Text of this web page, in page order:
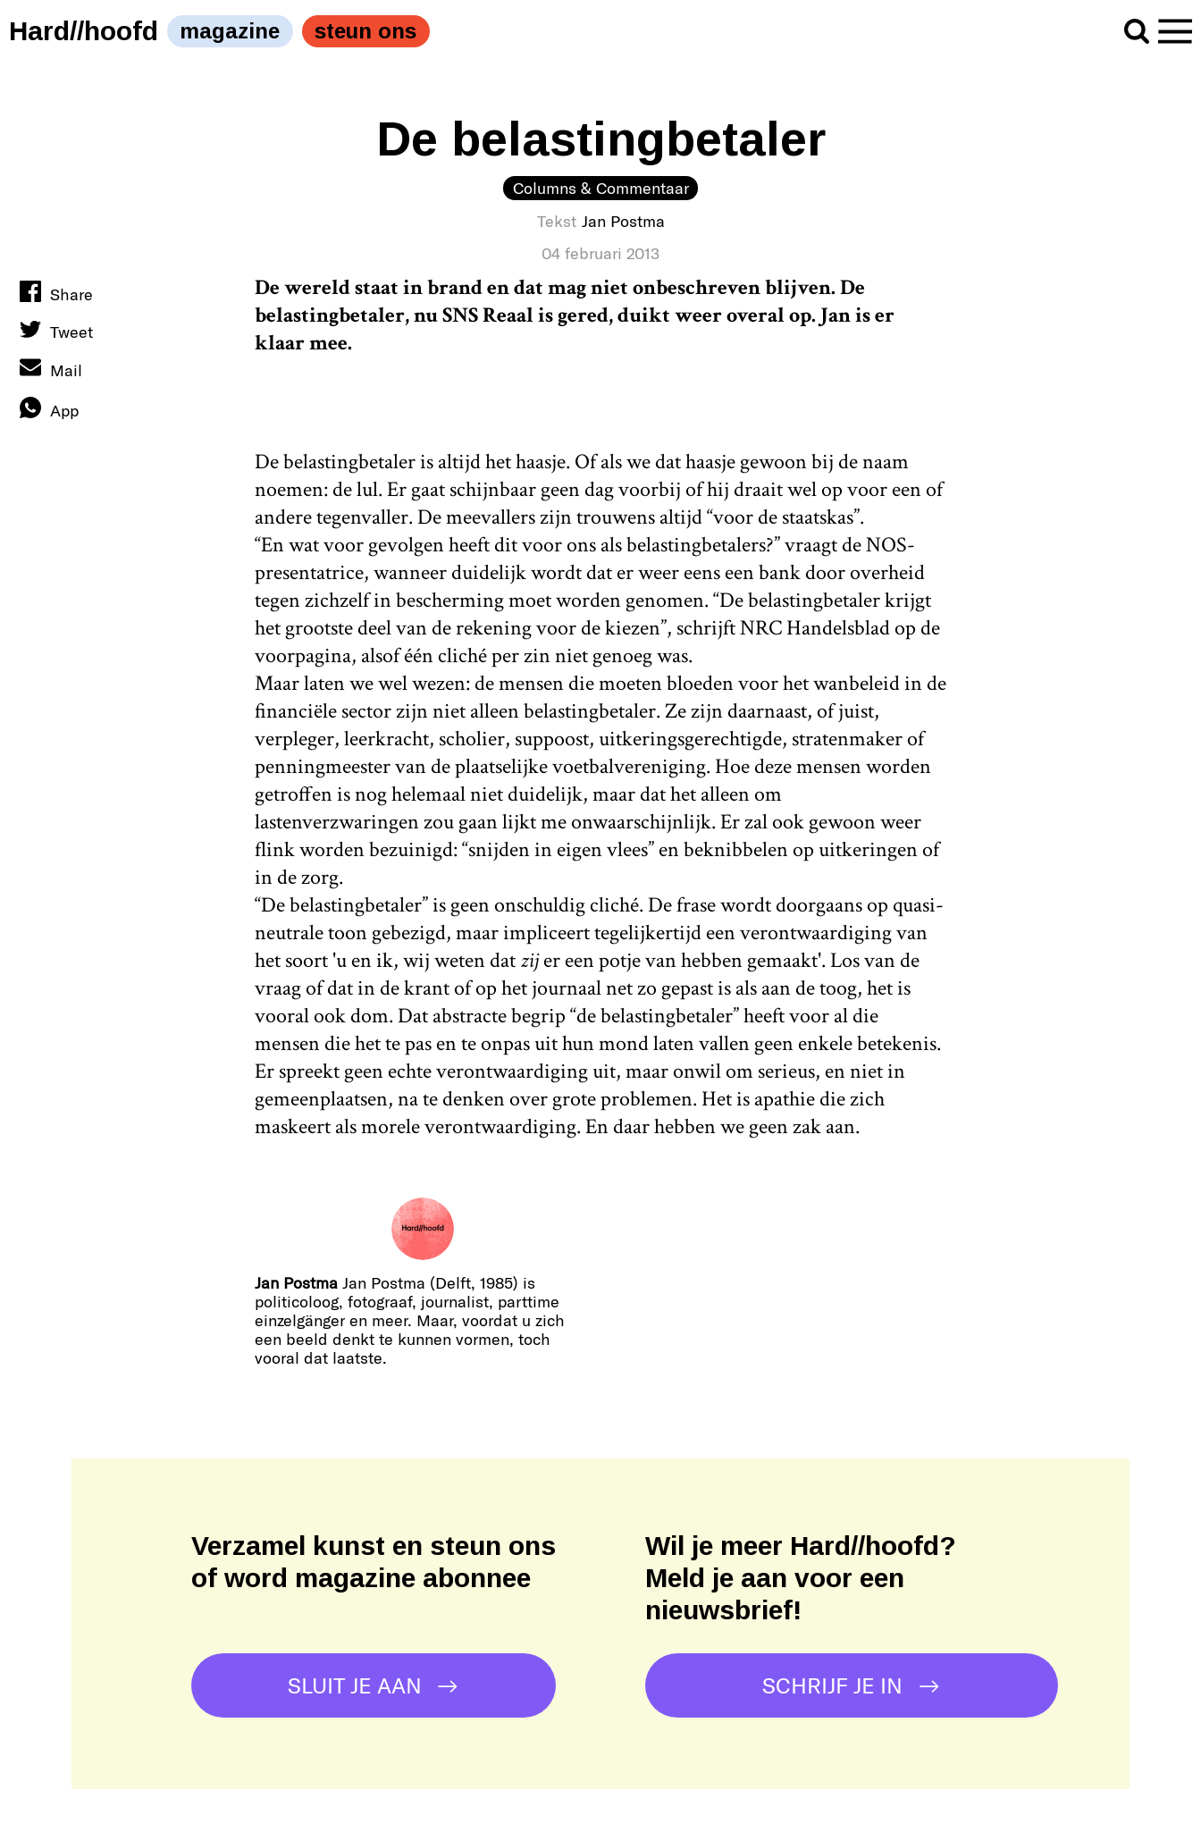
Hard//hoofd magazine steun ons
De belastingbetaler
Columns & Commentaar
Tekst Jan Postma
04 februari 2013
De wereld staat in brand en dat mag niet onbeschreven blijven. De
belastingbetaler, nu SNS Reaal is gered, duikt weer overal op. Jan is er
klaar mee.
De belastingbetaler is altijd het haasje. Of als we dat haasje gewoon bij de naam
noemen: de lul. Er gaat schijnbaar geen dag voorbij of hij draait wel op voor een of
andere tegenvaller. De meevallers zijn trouwens altijd “voor de staatskas”.
“En wat voor gevolgen heeft dit voor ons als belastingbetalers?” vraagt de NOS-
presentatrice, wanneer duidelijk wordt dat er weer eens een bank door overheid
tegen zichzelf in bescherming moet worden genomen. “De belastingbetaler krijgt
het grootste deel van de rekening voor de kiezen”, schrijft NRC Handelsblad op de
voorpagina, alsof één cliché per zin niet genoeg was.
Maar laten we wel wezen: de mensen die moeten bloeden voor het wanbeleid in de
financiële sector zijn niet alleen belastingbetaler. Ze zijn daarnaast, of juist,
verpleger, leerkracht, scholier, suppoost, uitkeringsgerechtigde, stratenmaker of
penningmeester van de plaatselijke voetbalvereniging. Hoe deze mensen worden
getroffen is nog helemaal niet duidelijk, maar dat het alleen om
lastenverzwaringen zou gaan lijkt me onwaarschijnlijk. Er zal ook gewoon weer
flink worden bezuinigd: “snijden in eigen vlees” en beknibbelen op uitkeringen of
in de zorg.
“De belastingbetaler” is geen onschuldig cliché. De frase wordt doorgaans op quasi-
neutrale toon gebezigd, maar impliceert tegelijkertijd een verontwaardiging van
het soort 'u en ik, wij weten datzijer een potje van hebben gemaakt'. Los van de
vraag of dat in de krant of op het journaal net zo gepast is als aan de toog, het is
vooral ook dom. Dat abstracte begrip “de belastingbetaler” heeft voor al die
mensen die het te pas en te onpas uit hun mond laten vallen geen enkele betekenis.
Er spreekt geen echte verontwaardiging uit, maar onwil om serieus, en niet in
gemeenplaatsen, na te denken over grote problemen. Het is apathie die zich
maskeert als morele verontwaardiging. En daar hebben we geen zak aan.
Share
Tweet
Mail
App
Jan PostmaJan Postma (Delft, 1985) is
politicoloog, fotograaf, journalist, parttime
einzelgänger en meer. Maar, voordat u zich
een beeld denkt te kunnen vormen, toch
vooral dat laatste.
Verzamel kunst en steun ons
of word magazine abonnee
SLUIT JE AAN
Wil je meer Hard//hoofd?
Meld je aan voor een
nieuwsbrief!
SCHRIJF JE IN